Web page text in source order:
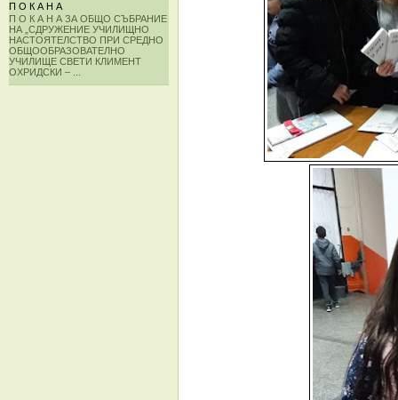
П О К А Н А
П О К А Н А ЗА ОБЩО СЪБРАНИЕ
НА „СДРУЖЕНИЕ УЧИЛИЩНО
НАСТОЯТЕЛСТВО ПРИ СРЕДНО
ОБЩООБРАЗОВАТЕЛНО
УЧИЛИЩЕ СВЕТИ КЛИМЕНТ
ОХРИДСКИ – ...